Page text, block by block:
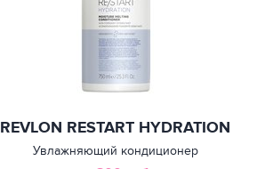
REVLON RESTART HYDRATION
Увлажняющий кондиционер